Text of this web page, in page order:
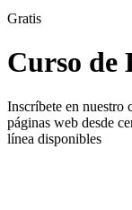
Gratis
Curso
Inscríbete en nuestro
páginas web desde
línea disponibles